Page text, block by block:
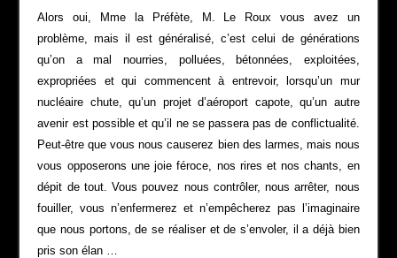
Alors oui, Mme la Préfète, M. Le Roux vous avez un
problème, mais il est généralisé, c’est celui de générations
qu’on a mal nourries, polluées, bétonnées, exploitées,
expropriées et qui commencent à entrevoir, lorsqu’un mur
nucléaire chute, qu’un projet d’aéroport capote, qu’un autre
avenir est possible et qu’il ne se passera pas de conflictualité.
Peut-être que vous nous causerez bien des larmes, mais nous
vous opposerons une joie féroce, nos rires et nos chants, en
dépit de tout. Vous pouvez nous contrôler, nous arrêter, nous
fouiller, vous n’enfermerez et n’empêcherez pas l’imaginaire
que nous portons, de se réaliser et de s’envoler, il a déjà bien
pris son élan …